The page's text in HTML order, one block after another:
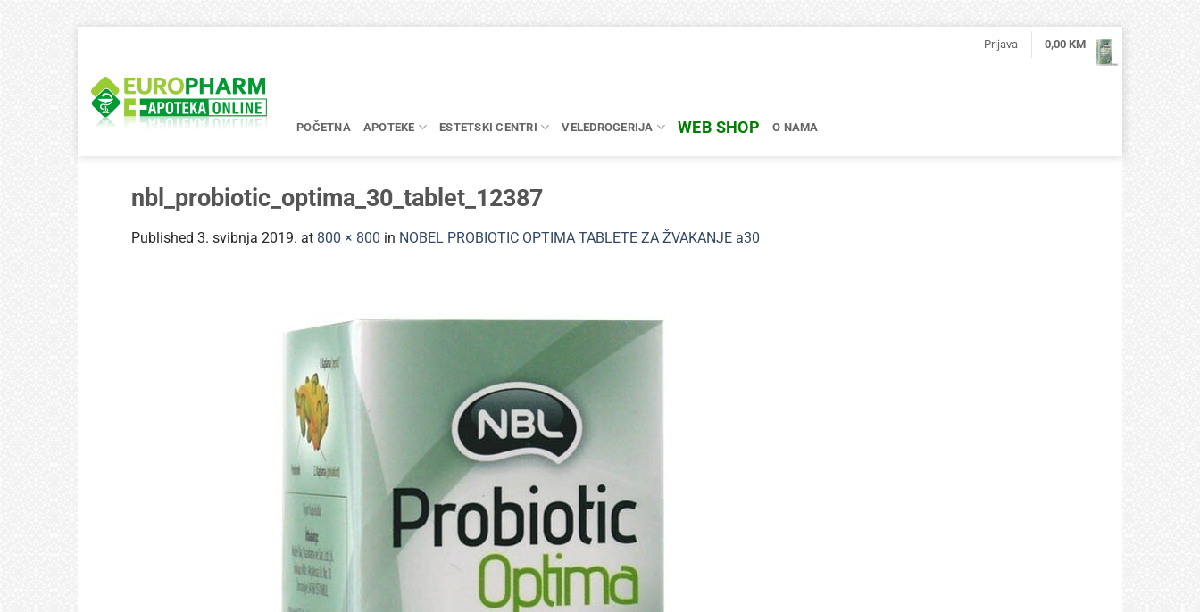
content
Prijava 0,00 KM
POČETNA APOTEKE ESTETSKI CENTRI VELEDROGERIJA WEB SHOP O NAMA
nbl_probiotic_optima_30_tablet_12387
Published 3. svibnja 2019. at 800 × 800 in NOBEL PROBIOTIC OPTIMA TABLETE ZA ŽVAKANJE a30